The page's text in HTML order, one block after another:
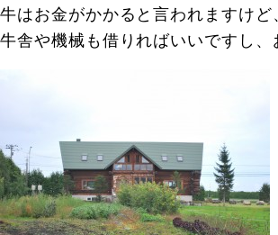
牛はお金がかかると言われますけ
牛舎や機械も借りればいいですし